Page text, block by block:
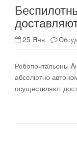
25 Янв
Робопочтальоны
абсолютно
осуществляют